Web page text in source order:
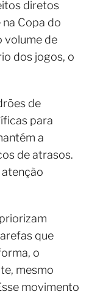
diretos
Copa do
volume de
dos jogos, o
de
para
a
de atrasos.
que
o
mesmo
movimento